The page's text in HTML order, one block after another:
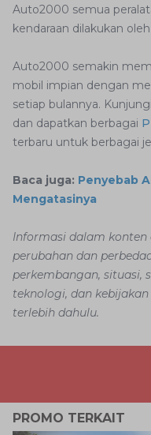
Auto2000 semua
kendaraan dilakukan
Auto2000 semakin
mobil impian dengan
setiap bulannya. Kunjungi
dan dapatkan berbagai
terbaru untuk berbagai
Baca juga: Penyebab
Mengatasinya
Informasi dalam
perubahan dan
perkembangan, situasi,
teknologi, dan
terlebih dahulu.
PROMO TERKAIT